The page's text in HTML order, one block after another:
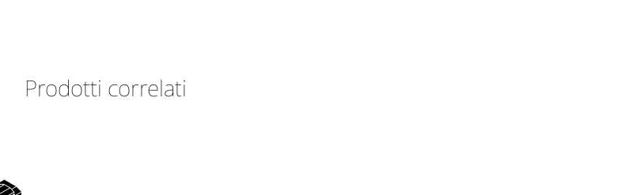
Prodotti correlati